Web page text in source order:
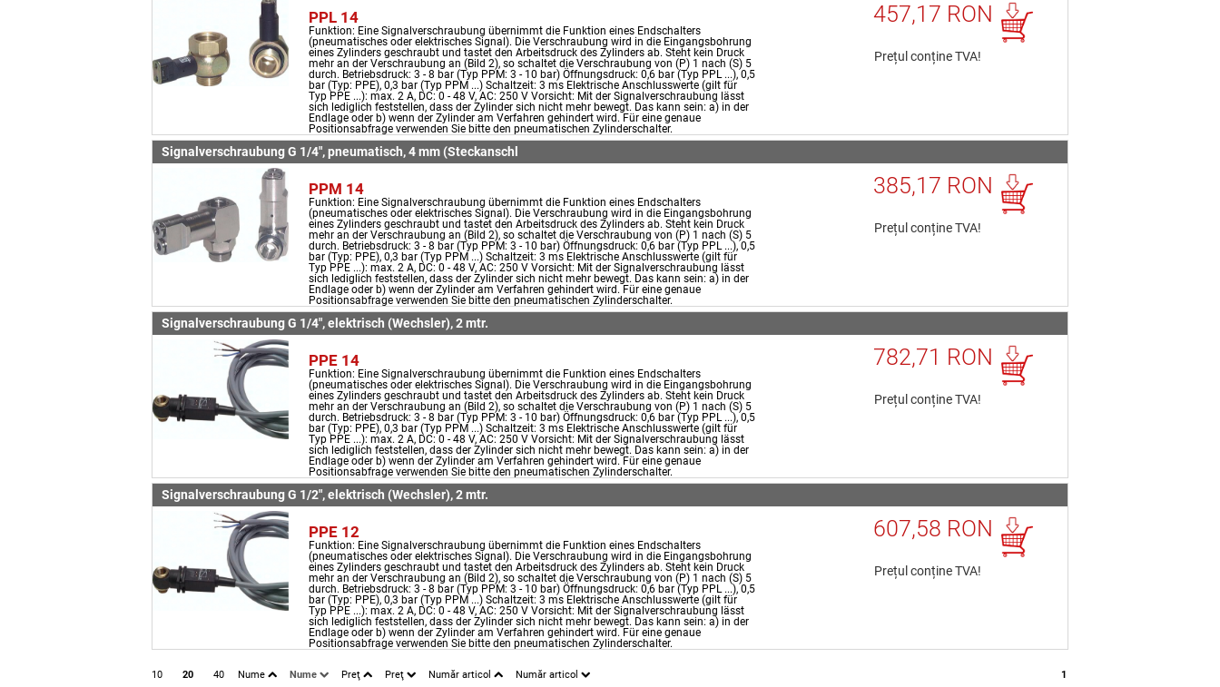
PPL 14
Funktion: Eine Signalverschraubung übernimmt die Funktion eines Endschalters
(pneumatisches oder elektrisches Signal). Die Verschraubung wird in die Eingangsbohrung
eines Zylinders geschraubt und tastet den Arbeitsdruck des Zylinders ab. Steht kein Druck
mehr an der Verschraubung an (Bild 2), so schaltet die Verschraubung von (P) 1 nach (S) 5
durch. Betriebsdruck: 3 - 8 bar (Typ PPM: 3 - 10 bar) Öffnungsdruck: 0,6 bar (Typ PPL ...), 0,5
bar (Typ: PPE), 0,3 bar (Typ PPM ...) Schaltzeit: 3 ms Elektrische Anschlusswerte (gilt für
Typ PPE ...): max. 2 A, DC: 0 - 48 V, AC: 250 V Vorsicht: Mit der Signalverschraubung lässt
sich lediglich feststellen, dass der Zylinder sich nicht mehr bewegt. Das kann sein: a) in der
Endlage oder b) wenn der Zylinder am Verfahren gehindert wird. Für eine genaue
Positionsabfrage verwenden Sie bitte den pneumatischen Zylinderschalter.
457,17 RON
Prețul conține TVA!
Signalverschraubung G 1/4", pneumatisch, 4 mm (Steckanschl
PPM 14
Funktion: Eine Signalverschraubung übernimmt die Funktion eines Endschalters
(pneumatisches oder elektrisches Signal). Die Verschraubung wird in die Eingangsbohrung
eines Zylinders geschraubt und tastet den Arbeitsdruck des Zylinders ab. Steht kein Druck
mehr an der Verschraubung an (Bild 2), so schaltet die Verschraubung von (P) 1 nach (S) 5
durch. Betriebsdruck: 3 - 8 bar (Typ PPM: 3 - 10 bar) Öffnungsdruck: 0,6 bar (Typ PPL ...), 0,5
bar (Typ: PPE), 0,3 bar (Typ PPM ...) Schaltzeit: 3 ms Elektrische Anschlusswerte (gilt für
Typ PPE ...): max. 2 A, DC: 0 - 48 V, AC: 250 V Vorsicht: Mit der Signalverschraubung lässt
sich lediglich feststellen, dass der Zylinder sich nicht mehr bewegt. Das kann sein: a) in der
Endlage oder b) wenn der Zylinder am Verfahren gehindert wird. Für eine genaue
Positionsabfrage verwenden Sie bitte den pneumatischen Zylinderschalter.
385,17 RON
Prețul conține TVA!
Signalverschraubung G 1/4", elektrisch (Wechsler), 2 mtr.
PPE 14
Funktion: Eine Signalverschraubung übernimmt die Funktion eines Endschalters
(pneumatisches oder elektrisches Signal). Die Verschraubung wird in die Eingangsbohrung
eines Zylinders geschraubt und tastet den Arbeitsdruck des Zylinders ab. Steht kein Druck
mehr an der Verschraubung an (Bild 2), so schaltet die Verschraubung von (P) 1 nach (S) 5
durch. Betriebsdruck: 3 - 8 bar (Typ PPM: 3 - 10 bar) Öffnungsdruck: 0,6 bar (Typ PPL ...), 0,5
bar (Typ: PPE), 0,3 bar (Typ PPM ...) Schaltzeit: 3 ms Elektrische Anschlusswerte (gilt für
Typ PPE ...): max. 2 A, DC: 0 - 48 V, AC: 250 V Vorsicht: Mit der Signalverschraubung lässt
sich lediglich feststellen, dass der Zylinder sich nicht mehr bewegt. Das kann sein: a) in der
Endlage oder b) wenn der Zylinder am Verfahren gehindert wird. Für eine genaue
Positionsabfrage verwenden Sie bitte den pneumatischen Zylinderschalter.
782,71 RON
Prețul conține TVA!
Signalverschraubung G 1/2", elektrisch (Wechsler), 2 mtr.
PPE 12
Funktion: Eine Signalverschraubung übernimmt die Funktion eines Endschalters
(pneumatisches oder elektrisches Signal). Die Verschraubung wird in die Eingangsbohrung
eines Zylinders geschraubt und tastet den Arbeitsdruck des Zylinders ab. Steht kein Druck
mehr an der Verschraubung an (Bild 2), so schaltet die Verschraubung von (P) 1 nach (S) 5
durch. Betriebsdruck: 3 - 8 bar (Typ PPM: 3 - 10 bar) Öffnungsdruck: 0,6 bar (Typ PPL ...), 0,5
bar (Typ: PPE), 0,3 bar (Typ PPM ...) Schaltzeit: 3 ms Elektrische Anschlusswerte (gilt für
Typ PPE ...): max. 2 A, DC: 0 - 48 V, AC: 250 V Vorsicht: Mit der Signalverschraubung lässt
sich lediglich feststellen, dass der Zylinder sich nicht mehr bewegt. Das kann sein: a) in der
Endlage oder b) wenn der Zylinder am Verfahren gehindert wird. Für eine genaue
Positionsabfrage verwenden Sie bitte den pneumatischen Zylinderschalter.
607,58 RON
Prețul conține TVA!
1
10 20 40 Nume Nume Preţ Preţ Număr articol Număr articol